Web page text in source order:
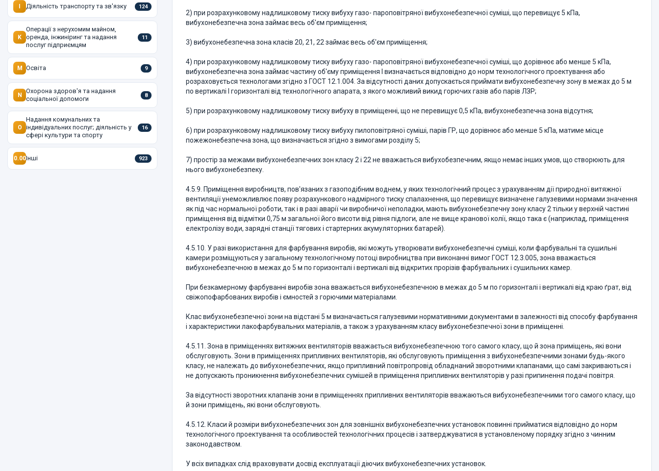
I Діяльність транспорту та зв'язку 124
K
Операції з нерухомим майном,
оренда, інжиніринг та надання
послуг підприємцям
11
M Освіта 9
N
Охорона здоров'я та надання
соціальної допомоги
8
O
Надання комунальних та
індивідуальних послуг; діяльність у
сфері культури та спорту
16
0.00Інші 923
2) при розрахунковому надлишковому тиску вибуху газо- пароповітряної вибухонебезпечної суміші, що перевищує 5 кПа,
вибухонебезпечна зона займає весь об'єм приміщення;
3) вибухонебезпечна зона класів 20, 21, 22 займає весь об'єм приміщення;
4) при розрахунковому надлишковому тиску вибуху газо- пароповітряної вибухонебезпечної суміші, що дорівнює або менше 5 кПа,
вибухонебезпечна зона займає частину об'єму приміщення І визначається відповідно до норм технологічного проектування або
розраховується технологами згідно з ГОСТ 12.1.004. За відсутності даних допускається приймати вибухонебезпечну зону в межах до 5 м
по вертикалі І горизонталі від технологічного апарата, з якого можливий викид горючих газів або парів ЛЗР;
5) при розрахунковому надлишковому тиску вибуху в приміщенні, що не перевищує 0,5 кПа, вибухонебезпечна зона відсутня;
6) при розрахунковому надлишковому тиску вибуху пилоповітряної суміші, парів ГР, що дорівнює або менше 5 кПа, матиме місце
пожежонебезпечна зона, що визначається згідно з вимогами розділу 5;
7) простір за межами вибухонебезпечних зон класу 2 і 22 не вважається вибухобезпечним, якщо немає інших умов, що створюють для
нього вибухонебезпеку.
4.5.9. Приміщення виробництв, пов'язаних з газоподібним воднем, у яких технологічний процес з урахуванням дії природної витяжної
вентиляції унеможливлює появу розрахункового надмірного тиску спалахнення, що перевищує визначене галузевими нормами значення
як під час нормальної роботи, так і в разі аварії чи виробничої неполадки, мають вибухонебезпечну зону класу 2 тільки у верхній частині
приміщення від відмітки 0,75 м загальної його висоти від рівня підлоги, але не вище кранової колії, якщо така є (наприклад, приміщення
електролізу води, зарядні станції тягових і стартерних акумуляторних батарей).
4.5.10. У разі використання для фарбування виробів, які можуть утворювати вибухонебезпечні суміші, коли фарбувальні та сушильні
камери розміщуються у загальному технологічному потоці виробництва при виконанні вимог ГОСТ 12.3.005, зона вважається
вибухонебезпечною в межах до 5 м по горизонталі і вертикалі від відкритих прорізів фарбувальних і сушильних камер.
При безкамерному фарбуванні виробів зона вважається вибухонебезпечною в межах до 5 м по горизонталі і вертикалі від краю ґрат, від
свіжопофарбованих виробів і ємностей з горючими матеріалами.
Клас вибухонебезпечної зони на відстані 5 м визначається галузевими нормативними документами в залежності від способу фарбування
і характеристики лакофарбувальних матеріалів, а також з урахуванням класу вибухонебезпечної зони в приміщенні.
4.5.11. Зона в приміщеннях витяжних вентиляторів вважається вибухонебезпечною того самого класу, що й зона приміщень, які вони
обслуговують. Зони в приміщеннях припливних вентиляторів, які обслуговують приміщення з вибухонебезпечними зонами будь-якого
класу, не належать до вибухонебезпечних, якщо припливний повітропровід обладнаний зворотними клапанами, що самі закриваються і
не допускають проникнення вибухонебезпечних сумішей в приміщення припливних вентиляторів у разі припинення подачі повітря.
За відсутності зворотних клапанів зони в приміщеннях припливних вентиляторів вважаються вибухонебезпечними того самого класу, що
й зони приміщень, які вони обслуговують.
4.5.12. Класи й розміри вибухонебезпечних зон для зовнішніх вибухонебезпечних установок повинні прийматися відповідно до норм
технологічного проектування та особливостей технологічних процесів і затверджуватися в установленому порядку згідно з чинним
законодавством.
У всіх випадках слід враховувати досвід експлуатації діючих вибухонебезпечних установок.